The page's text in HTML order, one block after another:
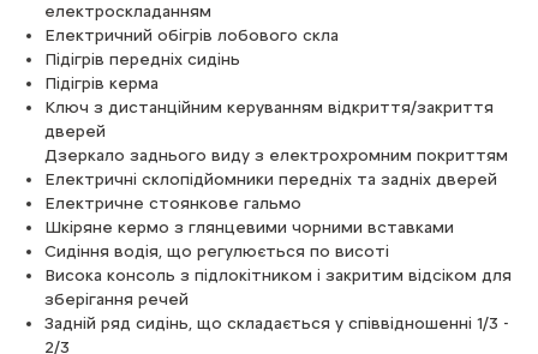
електроскладанням
Електричний обігрів лобового скла
Підігрів передніх сидінь
Підігрів керма
Ключ з дистанційним керуванням відкриття/закриття
дверей
Дзеркало заднього виду з електрохромним покриттям
Електричні склопідйомники передніх та задніх дверей
Електричне стоянкове гальмо
Шкіряне кермо з глянцевими чорними вставками
Сидіння водія, що регулюється по висоті
Висока консоль з підлокітником і закритим відсіком для
зберігання речей
Задній ряд сидінь, що складається у співвідношенні 1/3 -
2/3